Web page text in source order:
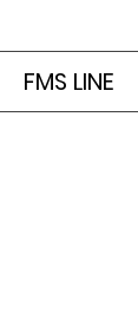
FMS LINE